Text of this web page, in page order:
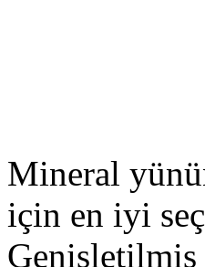
Mineral
için en iyi